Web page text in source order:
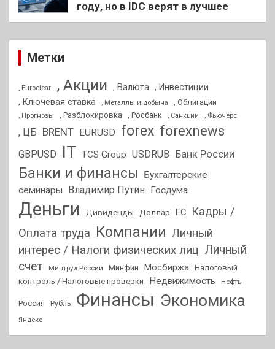
году, но в IDC верят в лучшее
Метки
, Euroclear , Акции , Валюта , Инвестиции
, Ключевая ставка
, Металлы и добыча , Облигации
, Прогнозы , Разблокировка , Росбанк , Санкции , Фьючерс
, ЦБ BRENT EURUSD forex forexnews
GBPUSD IT TCS Group USDRUB Банк России
Банки и финансы
Бухгалтерские
семинары
Владимир Путин Госдума
Деньги Дивиденды Доллар ЕС
Кадры /
Оплата труда Компании Личный
интерес / Налоги физических лиц Личный
счет
Минтруд России Минфин Мосбиржа Налоговый
контроль / Налоговые проверки
Недвижимость Нефть
Россия Рубль Финансы Экономика
Яндекс